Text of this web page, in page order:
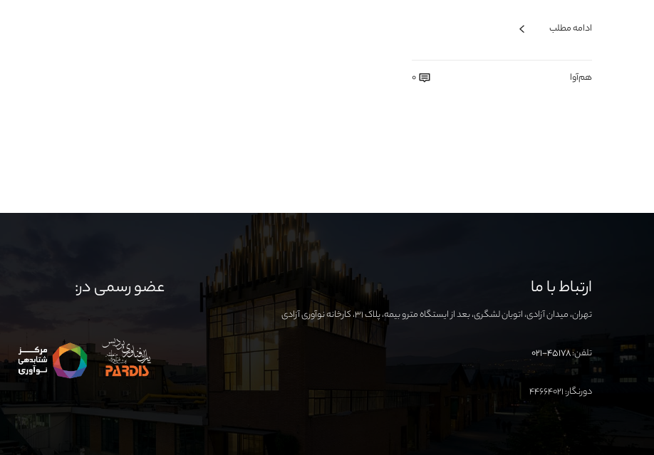
ادامه مطلب
هم‌آوا 0
ارتباط با ما
تهران، میدان آزادی، اتوبان لشگری، بعد از ایستگاه مترو بیمه، پلاک ۳۱، کارخانه نوآوری آزادی
تلفن:۴۵۱۷۸-۰۲۱
دورنگار: ۴۴۶۶۴۰۲۱
عضو رسمی در: